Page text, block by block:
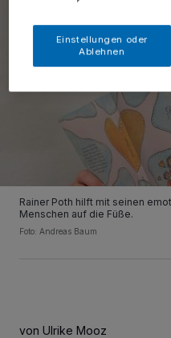
Rainer Poth hilft mit seinen
Menschen auf die Füße.
Foto: Andreas Baum
von Ulrike Mooz
Einstellungen oder
Ablehnen